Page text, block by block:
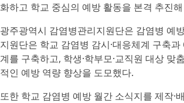
화하고 학교 중심의 예방 활동을 본격 추진
광주광역시 감염병관리지원단은 감염병 예
지원단은 학교 감염병 감시·대응체계 구축
계를 구축하고, 학생·학부모·교직원 대상
적인 예방 역량 향상을 도모했다.
또한 학교 감염병 예방 월간 소식지를 제작